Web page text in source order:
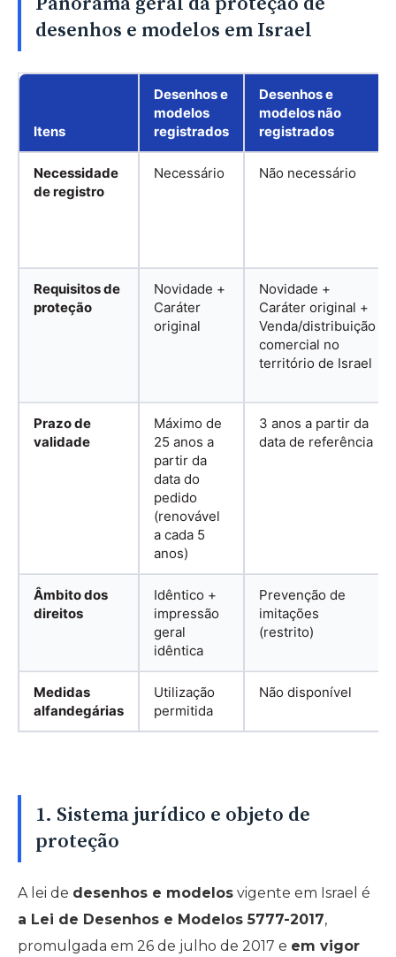
desenhos e modelos em Israel
Itens
Desenhos e
modelos
registrados
Desenhos e
modelos não
registrados
Necessidade
de registro
Necessário Não necessário
Requisitos de
proteção
Novidade +
Caráter
original
Novidade +
Caráter original +
Venda/distribuição
comercial no
território de Israel
Prazo de
validade
Máximo de
25 anos a
partir da
data do
pedido
(renovável
a cada 5
anos)
3 anos a partir da
data de referência
Âmbito dos
direitos
Idêntico +
impressão
geral
idêntica
Prevenção de
imitações
(restrito)
Medidas
alfandegárias
Utilização
permitida
Não disponível
1. Sistema jurídico e objeto de
proteção
A lei de desenhos e modelos vigente em Israel é
a Lei de Desenhos e Modelos 5777-2017,
promulgada em 26 de julho de 2017 e em vigor